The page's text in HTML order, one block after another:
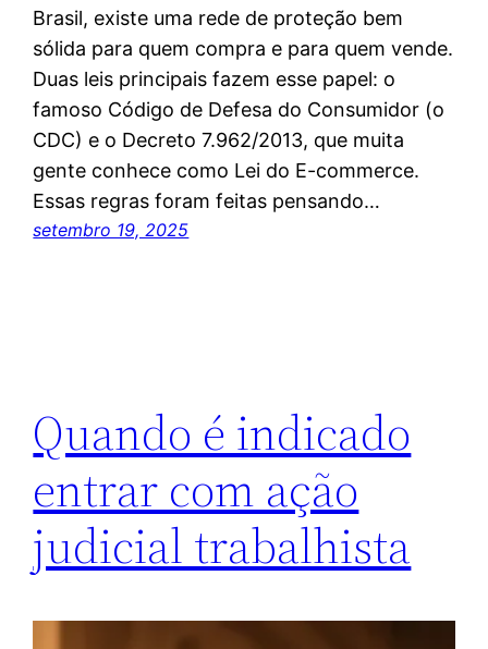
Brasil, existe uma rede de proteção bem
sólida para quem compra e para quem vende.
Duas leis principais fazem esse papel: o
famoso Código de Defesa do Consumidor (o
CDC) e o Decreto 7.962/2013, que muita
gente conhece como Lei do E-commerce.
Essas regras foram feitas pensando…
setembro 19, 2025
Quando é indicado
entrar com ação
judicial trabalhista